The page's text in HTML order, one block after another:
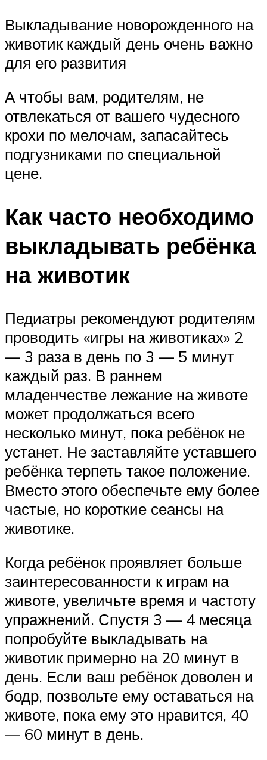
Выкладывание новорожденного на
животик каждый день очень важно
для его развития
А чтобы вам, родителям, не
отвлекаться от вашего чудесного
крохи по мелочам, запасайтесь
подгузниками по специальной
цене.
Как часто необходимо
выкладывать ребёнка
на животик
Педиатры рекомендуют родителям
проводить «игры на животиках» 2
— 3 раза в день по 3 — 5 минут
каждый раз. В раннем
младенчестве лежание на животе
может продолжаться всего
несколько минут, пока ребёнок не
устанет. Не заставляйте уставшего
ребёнка терпеть такое положение.
Вместо этого обеспечьте ему более
частые, но короткие сеансы на
животике.
Когда ребёнок проявляет больше
заинтересованности к играм на
животе, увеличьте время и частоту
упражнений. Спустя 3 — 4 месяца
попробуйте выкладывать на
животик примерно на 20 минут в
день. Если ваш ребёнок доволен и
бодр, позвольте ему оставаться на
животе, пока ему это нравится, 40
— 60 минут в день.